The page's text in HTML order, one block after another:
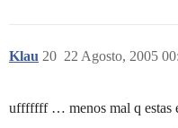
Klau 22 Agosto, 2005
20
ufffffff … menos mal q estas